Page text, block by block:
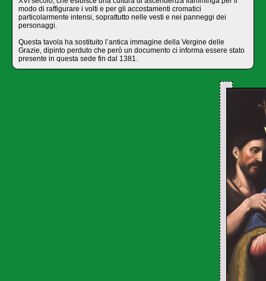
modo di raffigurare i volti e per gli accostamenti cromatici
particolarmente intensi, soprattutto nelle vesti e nei panneggi dei
personaggi.
Questa tavola ha sostituito l’antica immagine della Vergine delle
Grazie, dipinto perduto che però un documento ci informa essere stato
presente in questa sede fin dal 1381.